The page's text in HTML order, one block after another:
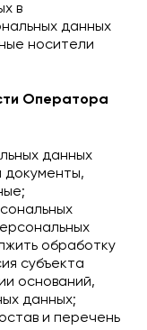
в
данных
носители
Оператора
данных
обработку
субъекта
оснований,
данных;
и перечень